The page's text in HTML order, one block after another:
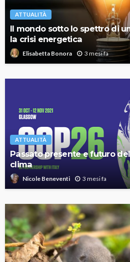
ATTUALITÀ
Il mondo sotto lo spettro di
la crisi energetica
Elisabetta Bonora 3 mesi fa
ATTUALITÀ
Passato presente e futuro
clima
Nicole Beneventi 3 mesi fa